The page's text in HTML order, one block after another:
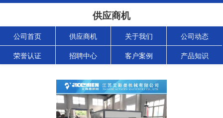
供应商机
公司首页 供应商机 关于我们 公司动态
荣誉认证 招聘中心 客户案例 产品知识